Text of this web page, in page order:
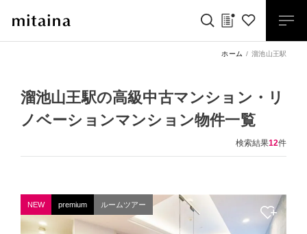
ホーム 溜池山王駅
溜池山王駅の高級中古マンション・リ
ノベーションマンション物件一覧
検索結果12件
NEW premium ルームツアー